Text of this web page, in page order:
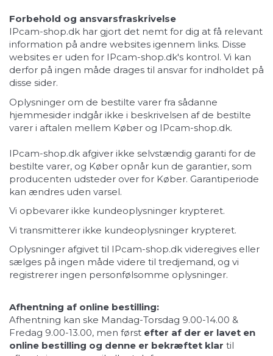
Forbehold og ansvarsfraskrivelse
IPcam-shop.dk har gjort det nemt for dig at få relevant
information på andre websites igennem links. Disse
websites er uden for IPcam-shop.dk's kontrol. Vi kan
derfor på ingen måde drages til ansvar for indholdet på
disse sider.
Oplysninger om de bestilte varer fra sådanne
hjemmesider indgår ikke i beskrivelsen af de bestilte
varer i aftalen mellem Køber og IPcam-shop.dk.
IPcam-shop.dk afgiver ikke selvstændig garanti for de
bestilte varer, og Køber opnår kun de garantier, som
producenten udsteder over for Køber. Garantiperiode
kan ændres uden varsel.
Vi opbevarer ikke kundeoplysninger krypteret.
Vi transmitterer ikke kundeoplysninger krypteret.
Oplysninger afgivet til IPcam-shop.dk videregives eller
sælges på ingen måde videre til tredjemand, og vi
registrerer ingen personfølsomme oplysninger.
Afhentning af online bestilling:
Afhentning kan ske Mandag-Torsdag 9.00-14.00 &
Fredag 9.00-13.00, men først efter af der er lavet en
online bestilling og denne er bekræftet klar til